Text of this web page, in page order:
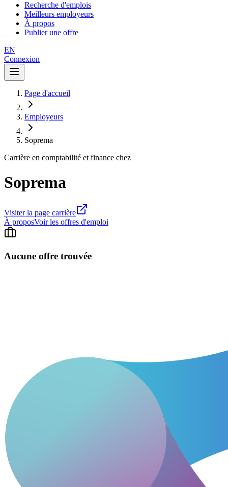
Recherche d'emplois
Meilleurs employeurs
À propos
Publier une offre
EN
Connexion
Page d'accueil
Employeurs
Soprema
Carrière en comptabilité et finance chez
Soprema
Visiter la page carrière
À proposVoir les offres d'emploi
Aucune offre trouvée